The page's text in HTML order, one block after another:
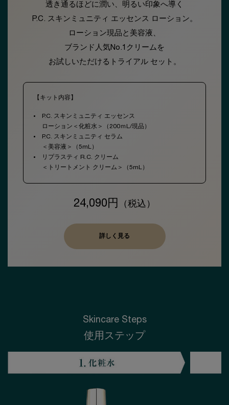
透き通るほどに潤い、明るい印象へ導く​
P.C. スキンミュニティ エッセンス ローション。
ローション現品と美容液、
ブランド人気No.1クリームを
お試しいただけるトライアル セット。​
【キット内容】
P.C. スキンミュニティ エッセンス
ローション＜化粧水＞（200ｍL/現品）
P.C. スキンミュニティ セラム
＜美容液＞（5mL）
リプラスティ R.C. クリーム
＜トリートメント クリーム＞（5mL）
24,090円 （税込）
詳しく見る
Skincare Steps
使用ステップ